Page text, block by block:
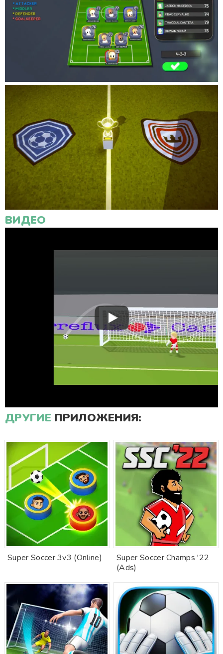
ВИДЕО
ДРУГИЕ ПРИЛОЖЕНИЯ:
Super Soccer 3v3 (Online)
Super Soccer Champs '22
(Ads)